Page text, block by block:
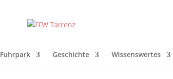
Fuhrpark Geschichte Wissenswertes